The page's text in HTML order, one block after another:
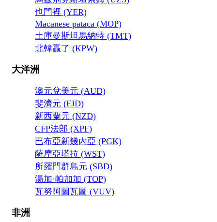
也門裡 (YER)
Macanese pataca (MOP)
土庫曼斯坦馬納特 (TMT)
北韓贏了 (KPW)
大洋洲
澳元兌美元 (AUD)
斐濟元 (FJD)
新西蘭元 (NZD)
CFP法郎 (XPF)
巴布亞新幾內亞 (PGK)
薩摩亞塔拉 (WST)
所羅門群島元 (SBD)
湯加·帕加加 (TOP)
瓦努阿圖瓦圖 (VUV)
非洲